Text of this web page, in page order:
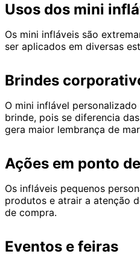
Usos dos mini
Os mini infláveis são
ser aplicados em diversas
Brindes
O mini inflável
brinde, pois se diferencia
gera maior lembrança de
Ações em ponto
Os infláveis pequenos
produtos e atrair a atenção
de compra.
Eventos e feiras